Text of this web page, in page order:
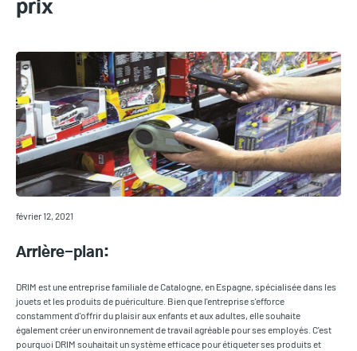
prix
février 12, 2021
Arrière-plan:
DRIM est une entreprise familiale de Catalogne, en Espagne, spécialisée dans les
jouets et les produits de puériculture. Bien que l'entreprise s'efforce
constamment d'offrir du plaisir aux enfants et aux adultes, elle souhaite
également créer un environnement de travail agréable pour ses employés. C'est
pourquoi DRIM souhaitait un système efficace pour étiqueter ses produits et